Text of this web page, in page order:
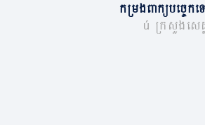
កម្រងពាក្យបច្ចេក
© ក្រសួងសេដ្